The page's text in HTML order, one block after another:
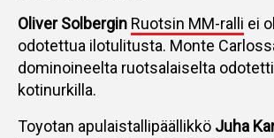
Oliver Solbergin Ruotsin MM-ralli ei
odotettua ilotulitusta. Monte
dominoineelta ruotsalaiselta
kotinurkilla.
Toyotan apulaistallipäällikkö Juha